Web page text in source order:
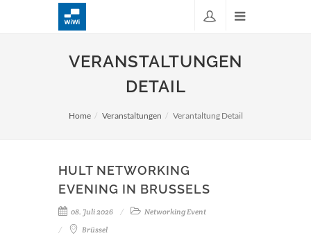
VERANSTALTUNGEN
DETAIL
Home Veranstaltungen Verantaltung Detail
HULT NETWORKING
EVENING IN BRUSSELS
08. Juli 2026
Networking Event
Brüssel